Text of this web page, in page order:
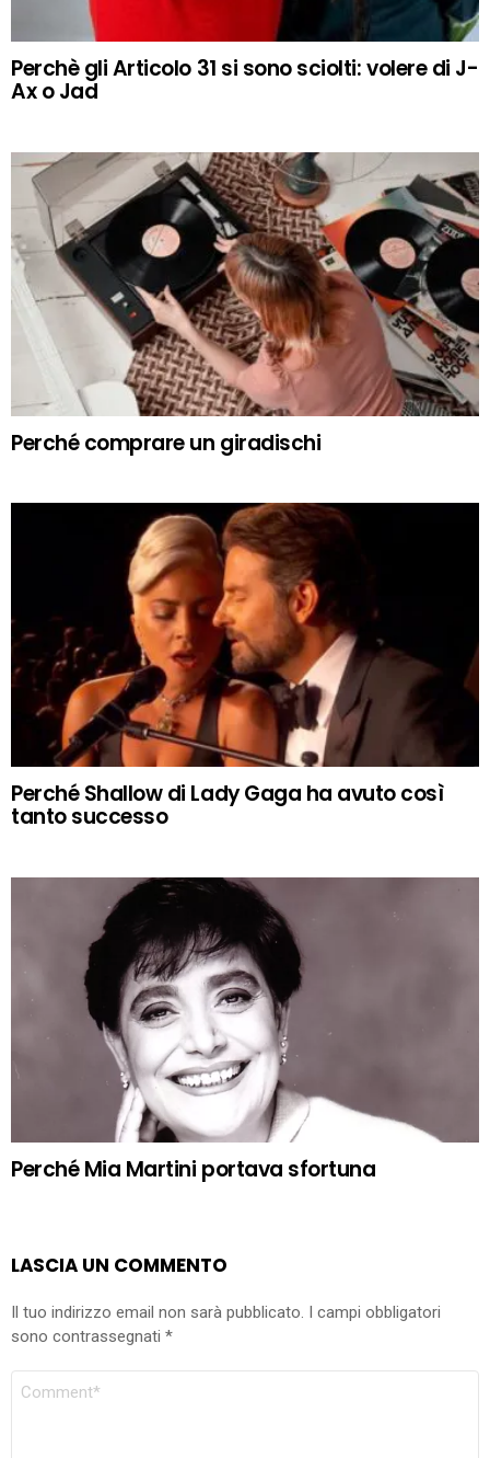
Perchè gli Articolo 31 si sono sciolti: volere di J-
Ax o Jad
Perché comprare un giradischi
Perché Shallow di Lady Gaga ha avuto così
tanto successo
Perché Mia Martini portava sfortuna
LASCIA UN COMMENTO
Il tuo indirizzo email non sarà pubblicato. I campi obbligatori
sono contrassegnati *
COMMENTO